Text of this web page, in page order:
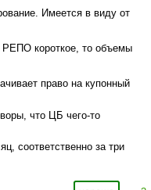
Имеется в виду от
короткое, то объемы
право на купонный
что ЦБ чего-то
соответственно за три